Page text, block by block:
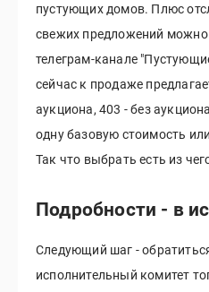
пустующих домов. Плюс
свежих предложений
телеграм-канале
сейчас к продаже
аукциона, 403 - без
одну базовую стоимость
Так что выбрать есть из
Подробности - в
Следующий шаг -
исполнительный комитет